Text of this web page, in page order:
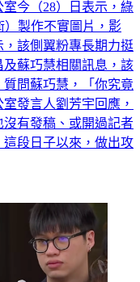
今（28）日表示，綠
製作不實圖片，影
該側翼粉專長期力挺
蘇巧慧相關訊息，該
問蘇巧慧，「你究竟
發言人劉芳宇回應，
有發稿、或開過記者
段日子以來，做出攻